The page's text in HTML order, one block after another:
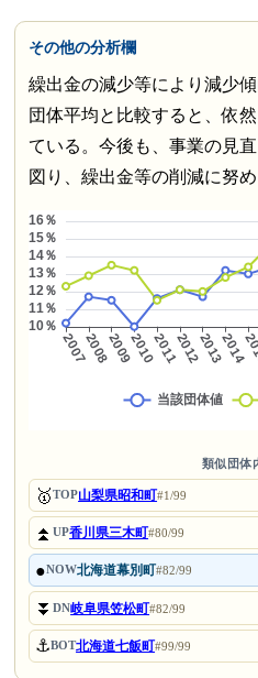
その他の分析欄
繰出金の減少等により減少
団体平均と比較すると、依
ている。今後も、事業の見
図り、繰出金等の削減に努め
類似団体
🥇TOP山梨県昭和町#1/99
⏫UP香川県三木町#80/99
●NOW北海道幕別町#82/99
⏬DN岐阜県笠松町#82/99
⚓BOT北海道七飯町#99/99